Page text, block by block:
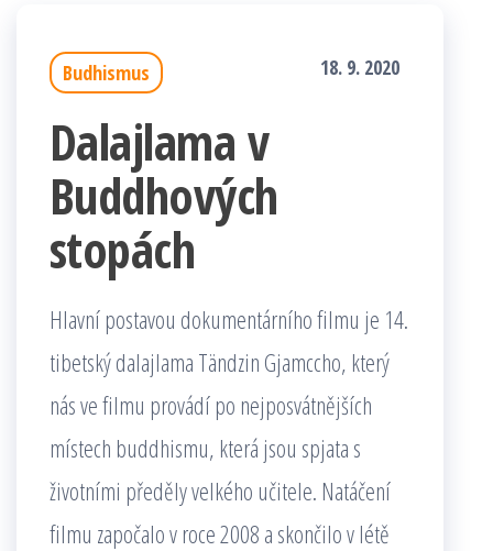
Budhismus 18. 9. 2020
Dalajlama v
Buddhových
stopách
Hlavní postavou dokumentárního filmu je 14.
tibetský dalajlama Tändzin Gjamccho, který
nás ve filmu provádí po nejposvátnějších
místech buddhismu, která jsou spjata s
životními předěly velkého učitele. Natáčení
filmu započalo v roce 2008 a skončilo v létě